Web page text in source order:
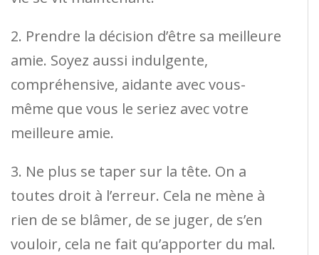
2. Prendre la décision d’être sa meilleure
amie. Soyez aussi indulgente,
compréhensive, aidante avec vous-
même que vous le seriez avec votre
meilleure amie.
3. Ne plus se taper sur la tête. On a
toutes droit à l’erreur. Cela ne mène à
rien de se blâmer, de se juger, de s’en
vouloir, cela ne fait qu’apporter du mal.